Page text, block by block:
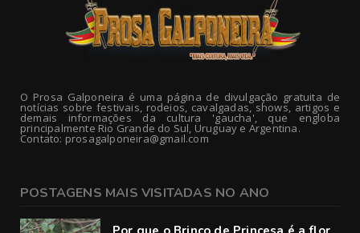
O Prosa Galponeira é uma página de divulgação gratuita de
notícias sobre festivais, rodeios, cavalgadas, shows, artigos e
demais informações da cultura 'gaucha', que engloba
principalmente Rio Grande do Sul, Uruguay e Argentina.
Contato: prosagalponeira@gmail.com
POSTAGENS MAIS VISITADAS NO ANO